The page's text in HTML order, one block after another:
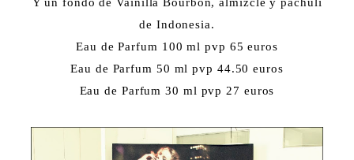
Y un fondo de Vainilla Bourbon, almizcle y pachuli
de Indonesia.
Eau de Parfum 100 ml pvp 65 euros
Eau de Parfum 50 ml pvp 44.50 euros
Eau de Parfum 30 ml pvp 27 euros